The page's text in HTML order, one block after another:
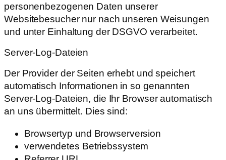
personenbezogenen Daten unserer
Websitebesucher nur nach unseren Weisungen
und unter Einhaltung der DSGVO verarbeitet.
Server-Log-Dateien
Der Provider der Seiten erhebt und speichert
automatisch Informationen in so genannten
Server-Log-Dateien, die Ihr Browser automatisch
an uns übermittelt. Dies sind:
Browsertyp und Browserversion
verwendetes Betriebssystem